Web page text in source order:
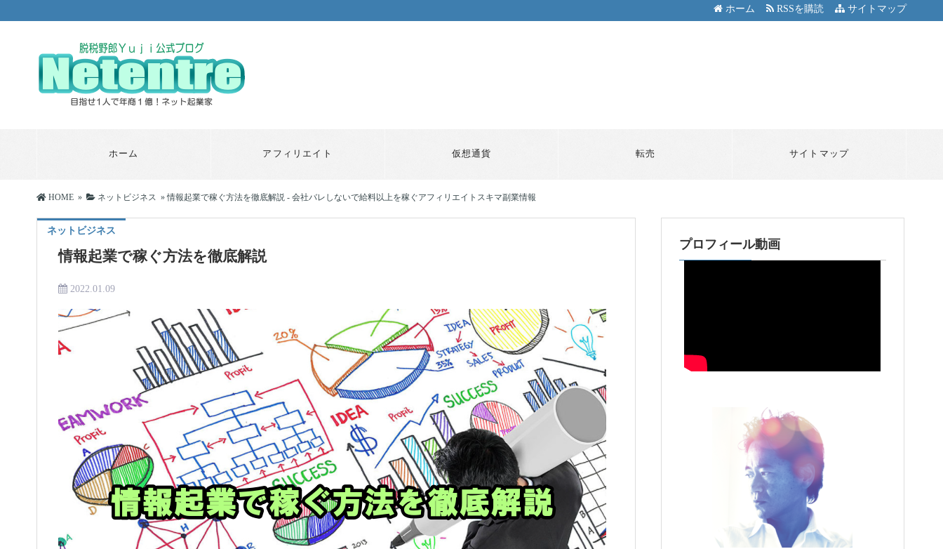
サイトマップ
RSSを購読
ホーム
ホーム アフィリエイト 仮想通貨 転売 サイトマップ
HOME » ネットビジネス »情報起業で稼ぐ方法を徹底解説 - 会社バレしないで給料以上を稼ぐアフィリエイトスキマ副業情報
ネットビジネス
情報起業で稼ぐ方法を徹底解説
2022.01.09
プロフィール動画